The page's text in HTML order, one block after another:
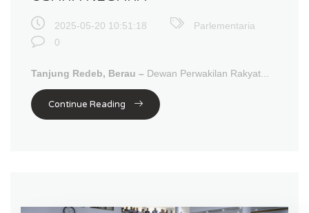
2025-05-20 10:51:18
Parlementaria
0
Tanjung Redeb, Berau – Dewan Perwakilan Rakyat...
Continue Reading